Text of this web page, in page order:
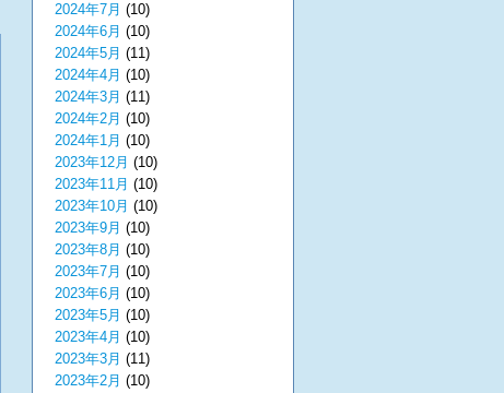
2024年7月 (10)
2024年6月 (10)
2024年5月 (11)
2024年4月 (10)
2024年3月 (11)
2024年2月 (10)
2024年1月 (10)
2023年12月 (10)
2023年11月 (10)
2023年10月 (10)
2023年9月 (10)
2023年8月 (10)
2023年7月 (10)
2023年6月 (10)
2023年5月 (10)
2023年4月 (10)
2023年3月 (11)
2023年2月 (10)